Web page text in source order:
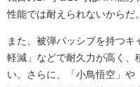
性能では耐えられないからだ。
また、被弾パッシブを持つ
軽減」などで耐久力が高く、
い。さらに、「小鳥悟空」や